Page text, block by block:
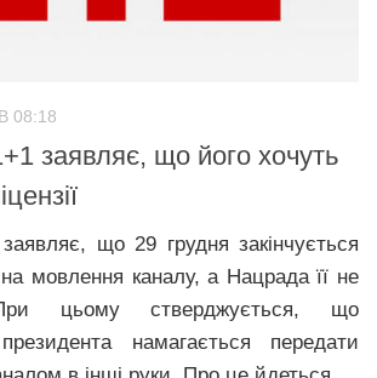
08:18
заявляє, що його хочуть
що 29 грудня закінчується
на мовлення каналу, а Нацрада її не
цьому стверджується, що
президента намагається передати